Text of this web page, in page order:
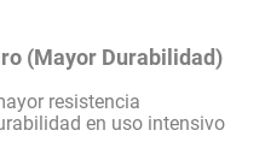
(Mayor Durabilidad)
resistencia
en uso intensivo